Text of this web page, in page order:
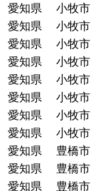
愛知県
小牧市
愛知県
小牧市
愛知県
小牧市
愛知県
小牧市
愛知県
小牧市
愛知県
小牧市
愛知県
小牧市
愛知県
小牧市
愛知県
豊橋市
愛知県
豊橋市
愛知県
豊橋市